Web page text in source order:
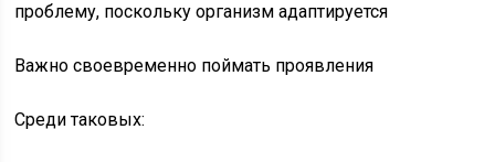
проблему, поскольку организм адаптируется
Важно своевременно поймать проявления
Среди таковых: